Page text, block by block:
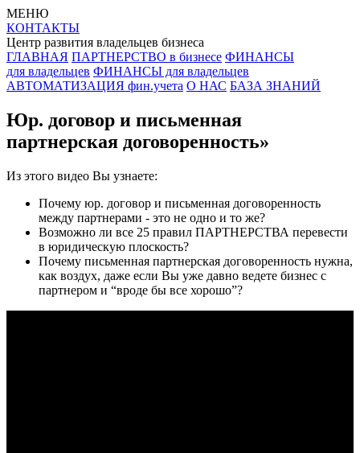
МЕНЮ
КОНТАКТЫ
Центр развития владельцев бизнеса
ГЛАВНАЯ ПАРТНЕРСТВО в бизнесе ФИНАНСЫ
для владельцев ФИНАНСЫ для владельцев
АВТОМАТИЗАЦИЯ фин.учета О НАС БАЗА ЗНАНИЙ
Юр. договор и письменная
партнерская договоренность»
Из этого видео Вы узнаете:
Почему юр. договор и письменная договоренность
между партнерами - это не одно и то же?
Возможно ли все 25 правил ПАРТНЕРСТВА перевести
в юридическую плоскость?
Почему письменная партнерская договоренность нужна,
как воздух, даже если Вы уже давно ведете бизнес с
партнером и “вроде бы все хорошо”?